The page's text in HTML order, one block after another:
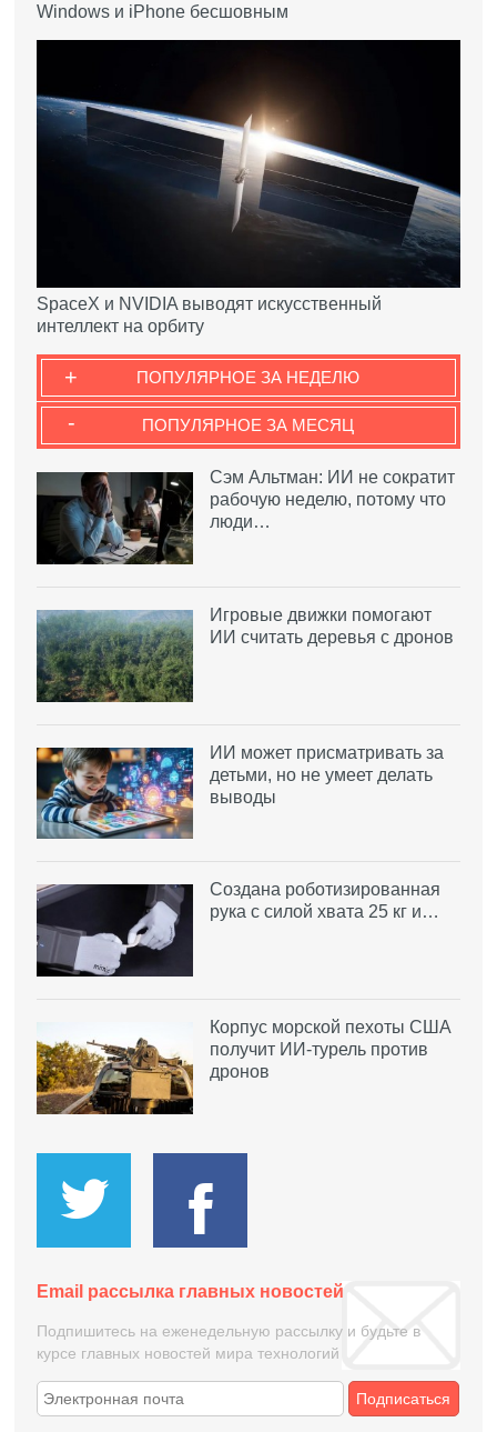
Windows и iPhone бесшовным
SpaceX и NVIDIA выводят искусственный
интеллект на орбиту
ПОПУЛЯРНОЕ ЗА НЕДЕЛЮ
+
ПОПУЛЯРНОЕ ЗА МЕСЯЦ
-
Сэм Альтман: ИИ не сократит
рабочую неделю, потому что
люди…
Игровые движки помогают
ИИ считать деревья с дронов
ИИ может присматривать за
детьми, но не умеет делать
выводы
Создана роботизированная
рука с силой хвата 25 кг и…
Корпус морской пехоты США
получит ИИ-турель против
дронов
Email рассылка главных новостей
Подпишитесь на еженедельную рассылку и будьте в
курсе главных новостей мира технологий
Подписаться